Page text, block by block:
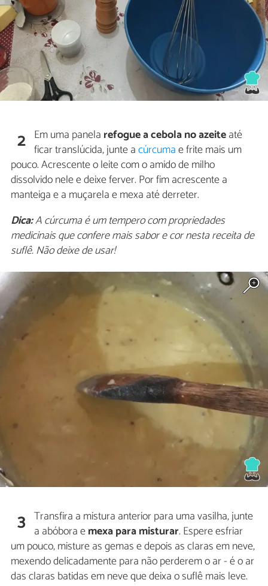
2 Em uma panela refogue a cebola no azeiteaté
ficar translúcida, junte acúrcumae frite mais um
pouco. Acrescente o leite com o amido de milho
dissolvido nele e deixe ferver. Por fim acrescente a
manteiga e a muçarela e mexa até derreter.
Dica:A cúrcuma é um tempero com propriedades
medicinais que confere mais sabor e cor nesta receita de
suflê. Não deixe de usar!
3 Transfira a mistura anterior para uma vasilha, junte
a abóbora emexa para misturar. Espere esfriar
um pouco, misture as gemas e depois as claras em neve,
mexendo delicadamente para não perderem o ar - é o ar
das claras batidas em neve que deixa o suflê mais leve.